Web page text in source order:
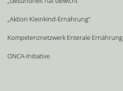
„Aktion Kleinkind-Ernährung“
Kompetenznetzwerk Enterale Ernährung
ONCA-Initiative